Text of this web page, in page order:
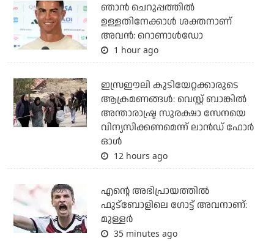
ഞാന്‍ ചെറുപ്പത്തില്‍
ഉള്ളതിനേക്കാള്‍ ശക്തനാണ്
അവന്‍: റൊണാള്‍ഡോ
1 hour ago
ഇസ്രഈലി കുടിയേറ്റക്കാരുടെ
ആക്രമണങ്ങള്‍: വെസ്റ്റ് ബാങ്കില്‍
അന്താരാഷ്ട്ര സുരക്ഷാ സേനയെ
വിന്യസിക്കണമെന്ന് ലാന്‍ഡ് ഫോര്‍
ഓള്‍
12 hours ago
എന്റെ അഭിപ്രായത്തില്‍
ഫുട്‌ബോളിലെ ഗോട്ട് അവനാണ്:
മുള്ളര്‍
35 minutes ago